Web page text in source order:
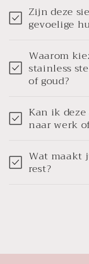
Zijn deze
gevoelige
Waarom
stainless
of goud?
Kan ik
naar werk
Wat maakt
rest?